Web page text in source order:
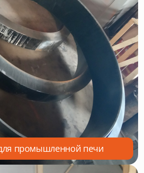
промышленной печи